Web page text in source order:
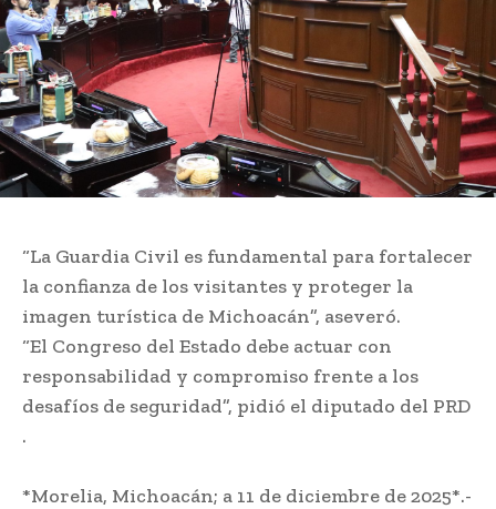
“La Guardia Civil es fundamental para fortalecer
la confianza de los visitantes y proteger la
imagen turística de Michoacán”, aseveró.
“El Congreso del Estado debe actuar con
responsabilidad y compromiso frente a los
desafíos de seguridad”, pidió el diputado del PRD
.
*Morelia, Michoacán; a 11 de diciembre de 2025*.-